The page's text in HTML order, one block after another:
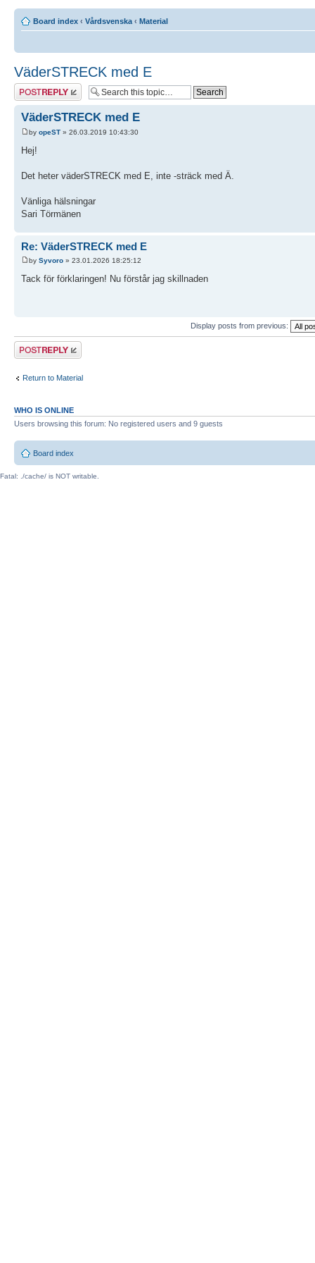
Board index ‹ Vårdsvenska ‹ Material
VäderSTRECK med E
Post a reply
VäderSTRECK med E
by opeST » 26.03.2019 10:43:30
Hej!
Det heter väderSTRECK med E, inte -sträck med Ä.
Vänliga hälsningar
Sari Törmänen
Re: VäderSTRECK med E
by Syvoro » 23.01.2026 18:25:12
Tack för förklaringen! Nu förstår jag skillnaden
Display posts from previous:
Post a reply
Return to Material
WHO IS ONLINE
Users browsing this forum: No registered users and 9 guests
Board index
Fatal: ./cache/ is NOT writable.